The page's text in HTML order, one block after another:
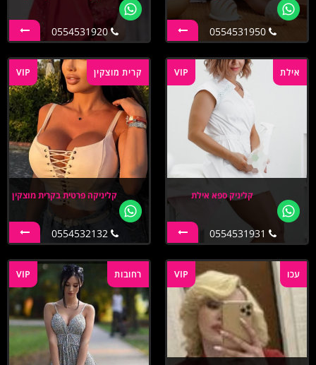
0554531950
0554531920
VIP אילת
קליניק ספא אילת
VIP קרית מוצקין
קליניקה פרטית בקרית מוצקין
0554532132
VIP עכו VIP רחובות